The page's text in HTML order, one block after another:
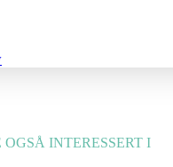
INTERESSERT I